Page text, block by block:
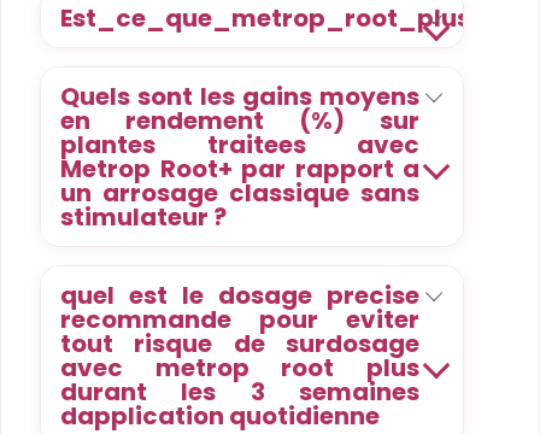
Quels sont les gains moyens
en rendement (%) sur
plantes traitees avec
Metrop Root+ par rapport a
un arrosage classique sans
stimulateur ?
quel est le dosage precise
recommande pour eviter
tout risque de surdosage
avec metrop root plus
durant les 3 semaines
dapplication quotidienne